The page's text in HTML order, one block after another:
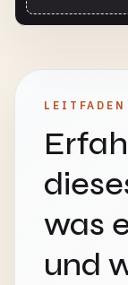
was
und